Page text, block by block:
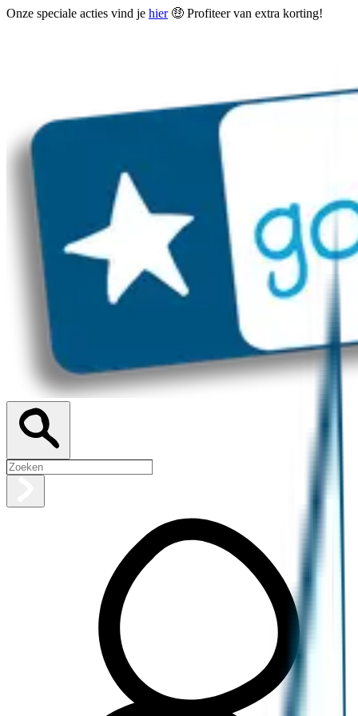
Onze speciale acties vind je hier🤑 Profiteer van extra korting!